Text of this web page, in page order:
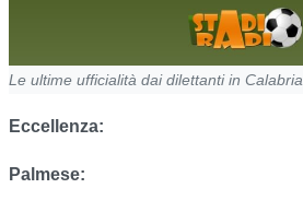
Le ultime ufficialità dai dilettanti in Calabria
Eccellenza:
Palmese: